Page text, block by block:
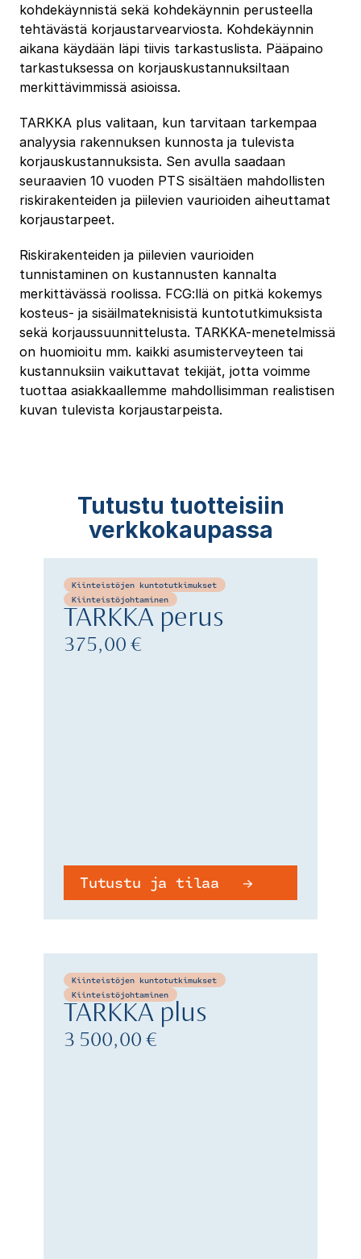
kohdekäynnistä sekä kohdekäynnin perusteella
tehtävästä korjaustarvearviosta. Kohdekäynnin
aikana käydään läpi tiivis tarkastuslista. Pääpaino
tarkastuksessa on korjauskustannuksiltaan
merkittävimmissä asioissa.
TARKKA plus valitaan, kun tarvitaan tarkempaa
analyysia rakennuksen kunnosta ja tulevista
korjauskustannuksista. Sen avulla saadaan
seuraavien 10 vuoden PTS sisältäen mahdollisten
riskirakenteiden ja piilevien vaurioiden aiheuttamat
korjaustarpeet.
Riskirakenteiden ja piilevien vaurioiden
tunnistaminen on kustannusten kannalta
merkittävässä roolissa. FCG:llä on pitkä kokemys
kosteus- ja sisäilmateknisistä kuntotutkimuksista
sekä korjaussuunnittelusta. TARKKA-menetelmissä
on huomioitu mm. kaikki asumisterveyteen tai
kustannuksiin vaikuttavat tekijät, jotta voimme
tuottaa asiakkaallemme mahdollisimman realistisen
kuvan tulevista korjaustarpeista.
Tutustu tuotteisiin
verkkokaupassa
Kiinteistöjen kuntotutkimukset
Kiinteistöjohtaminen
TARKKA perus
375,00 €
Tutustu ja tilaa
Kiinteistöjen kuntotutkimukset
Kiinteistöjohtaminen
TARKKA plus
3 500,00 €